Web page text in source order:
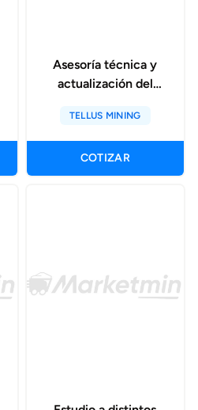
Asesoría técnica y
actualización del
flota
TELLUS MINING
COTIZAR